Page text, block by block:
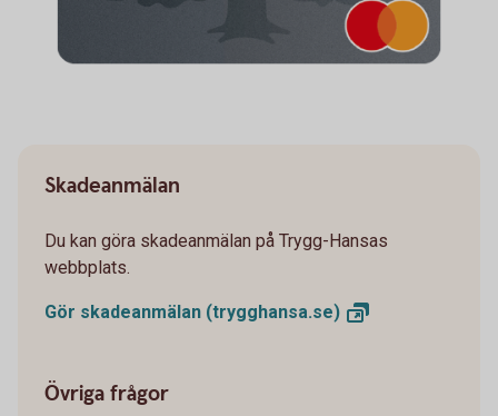
Skadeanmälan
Du kan göra skadeanmälan på Trygg-Hansas
webbplats.
Gör skadeanmälan (trygghansa.se)
Övriga frågor